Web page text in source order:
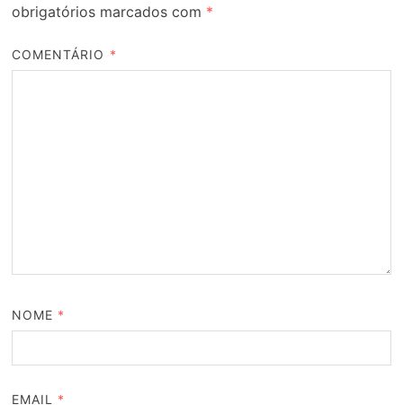
obrigatórios marcados com *
COMENTÁRIO *
NOME *
EMAIL *